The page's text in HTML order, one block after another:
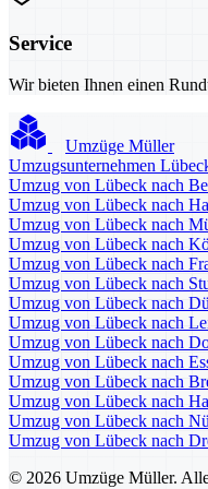
Service
Wir bieten Ihnen einen
Umzüge Müller
Umzugsunternehmen
Umzug von Lübeck nach
Umzug von Lübeck nach
Umzug von Lübeck nach
Umzug von Lübeck nach
Umzug von Lübeck nach
Umzug von Lübeck nach
Umzug von Lübeck nach
Umzug von Lübeck nach
Umzug von Lübeck nach
Umzug von Lübeck nach
Umzug von Lübeck nach
Umzug von Lübeck nach
Umzug von Lübeck nach
Umzug von Lübeck nach
© 2026 Umzüge Müller.